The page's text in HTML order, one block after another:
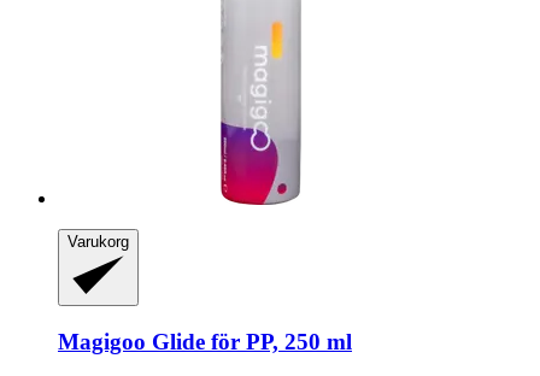
Varukorg
Magigoo Glide för PP, 250 ml